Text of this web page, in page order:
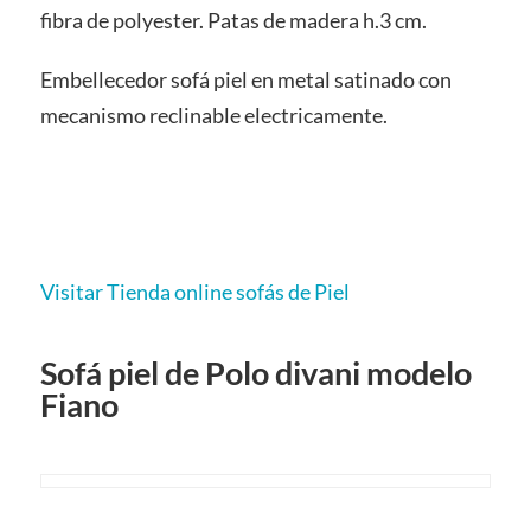
fibra de polyester. Patas de madera h.3 cm.
Embellecedor sofá piel en metal satinado con
mecanismo reclinable electricamente.
Visitar Tienda online sofás de Piel
Sofá piel de Polo divani modelo
Fiano